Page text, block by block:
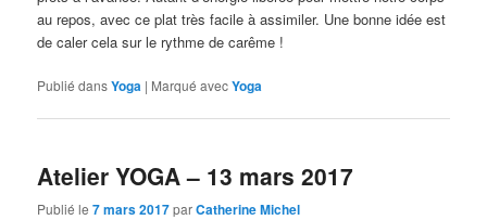
au repos, avec ce plat très facile à assimiler. Une bonne idée est
de caler cela sur le rythme de carême !
Publié dansYoga | Marqué avecYoga
Atelier YOGA – 13 mars 2017
Publié le7 mars 2017parCatherine Michel